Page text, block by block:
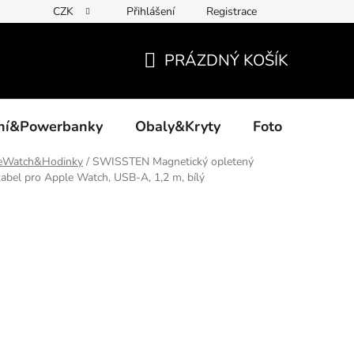
CZK Přihlášení Registrace
KOŠÍK
PRÁZDNÝ KOŠÍK
Obaly&Kryty Foto
/ SWISSTEN Magnetický opletený
pro Apple Watch, USB-A, 1,2 m, bílý